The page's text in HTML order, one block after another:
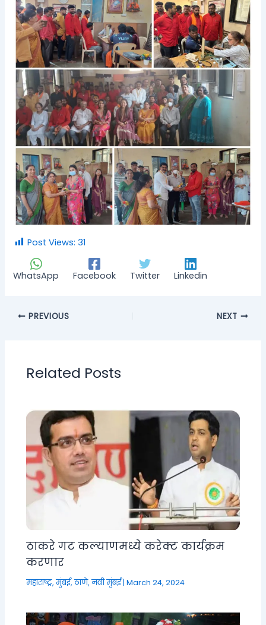
Post Views: 31
WhatsApp Facebook Twitter Linkedin
PREVIOUS NEXT
Related Posts
ठाकरे गट कल्याणमध्ये करेक्ट कार्यक्रम
करणार
महाराष्ट्र,मुंबई, ठाणे, नवी मुंबई|March 24, 2024